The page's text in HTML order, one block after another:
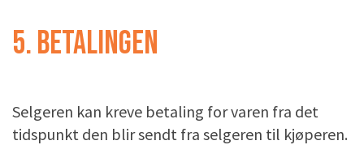
5. BETALINGEN
Selgeren kan kreve betaling for varen fra det
tidspunkt den blir sendt fra selgeren til kjøperen.